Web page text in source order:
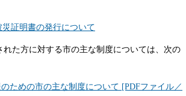
証明書の発行について
れた方に対する市の主な制度については、次の
ための市の主な制度について [PDFファイル／